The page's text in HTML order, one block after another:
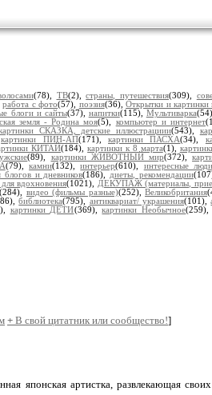
(78), ТВ(2),страны, путешествия(309),
работа с фото(57), поэзия(36),Открытки и
блоги и сайты(37), напитки(115), Мультиварка
земля - Родина моя(5), компьютер и интернет
СКАЗКА, детские иллюстрациии(543),
картинки ПИН-АП(171),картинки ПАСХА(34),
КИТАЙ(184),картинки к 8 марта(1),
(89), картинки ЖИВОТНЫЙ мир(372),
(79),камни(132),интерьер(610), интересные
блогов и дневников(186), диеты, рекомендации
вдохновения(1021), ДЕКУПАЖ (материалы,
(284), видео (фильмы разные)(252),Великобритания
библиотека(795), антиквариат/ украшения(101),
картинки ДЕТИ(369),картинки Необычное
+ В свой цитатник или сообщество!]
японская артистка, развлекающая